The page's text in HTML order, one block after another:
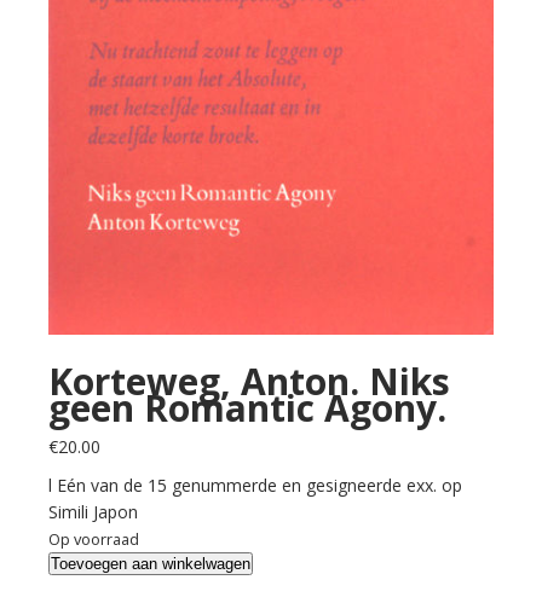
Korteweg, Anton. Niks
geen Romantic Agony.
€20.00
l Eén van de 15 genummerde en gesigneerde exx. op
Simili Japon
Op voorraad
Korteweg,
Toevoegen aan winkelwagen